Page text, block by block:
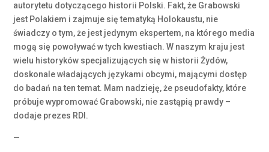
autorytetu dotyczącego historii Polski. Fakt, że Grabowski
jest Polakiem i zajmuje się tematyką Holokaustu, nie
świadczy o tym, że jest jedynym ekspertem, na którego media
mogą się powoływać w tych kwestiach. W naszym kraju jest
wielu historyków specjalizujących się w historii Żydów,
doskonale władających językami obcymi, mającymi dostęp
do badań na ten temat. Mam nadzieję, że pseudofakty, które
próbuje wypromować Grabowski, nie zastąpią prawdy –
dodaje prezes RDI.
—